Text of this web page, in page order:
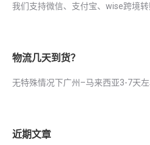
我们支持微信、支付宝、wise跨境转
物流几天到货？
无特殊情况下广州–马来西亚3-7天左
近期文章